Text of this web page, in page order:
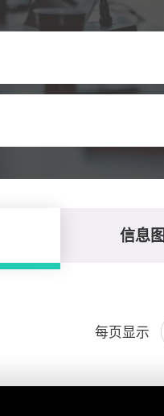
信息图
每页显示